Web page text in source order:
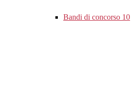
Bandi di concorso 10